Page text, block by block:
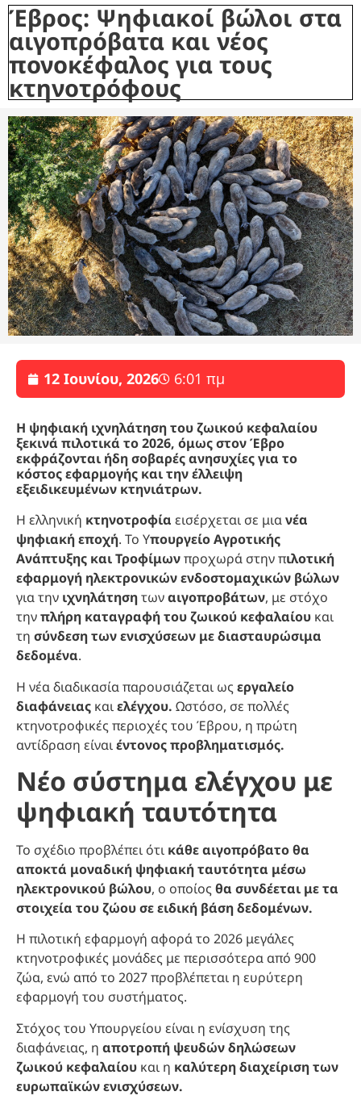
Έβρος: Ψηφιακοί βώλοι στα
αιγοπρόβατα και νέος
πονοκέφαλος για τους
κτηνοτρόφους
12 Ιουνίου, 2026 6:01 πμ
Η ψηφιακή ιχνηλάτηση του ζωικού κεφαλαίου
ξεκινά πιλοτικά το 2026, όμως στον Έβρο
εκφράζονται ήδη σοβαρές ανησυχίες για το
κόστος εφαρμογής και την έλλειψη
εξειδικευμένων κτηνιάτρων.
Η ελληνική κτηνοτροφία εισέρχεται σε μιανέα
ψηφιακή εποχή. Το Υπουργείο Αγροτικής
Ανάπτυξης και Τροφίμωνπροχωρά στην πιλοτική
εφαρμογή ηλεκτρονικών ενδοστομαχικών βώλων
για την ιχνηλάτησητωναιγοπροβάτων, με στόχο
τηνπλήρη καταγραφή του ζωικού κεφαλαίου και
τη σύνδεση των ενισχύσεων με διασταυρώσιμα
δεδομένα.
Η νέα διαδικασία παρουσιάζεται ως εργαλείο
διαφάνειας καιελέγχου. Ωστόσο, σε πολλές
κτηνοτροφικές περιοχές του Έβρου, η πρώτη
αντίδραση είναιέντονος προβληματισμός.
Νέο σύστημα ελέγχου με
ψηφιακή ταυτότητα
Το σχέδιο προβλέπει ότι κάθε αιγοπρόβατο θα
αποκτά μοναδική ψηφιακή ταυτότητα μέσω
ηλεκτρονικού βώλου, ο οποίος θα συνδέεται με τα
στοιχεία του ζώου σε ειδική βάση δεδομένων.
Η πιλοτική εφαρμογή αφορά το 2026 μεγάλες
κτηνοτροφικές μονάδες με περισσότερα από 900
ζώα, ενώ από το 2027 προβλέπεται η ευρύτερη
εφαρμογή του συστήματος.
Στόχος του Υπουργείου είναι η ενίσχυση της
διαφάνειας, η αποτροπή ψευδών δηλώσεων
ζωικού κεφαλαίου και η καλύτερη διαχείριση των
ευρωπαϊκών ενισχύσεων.